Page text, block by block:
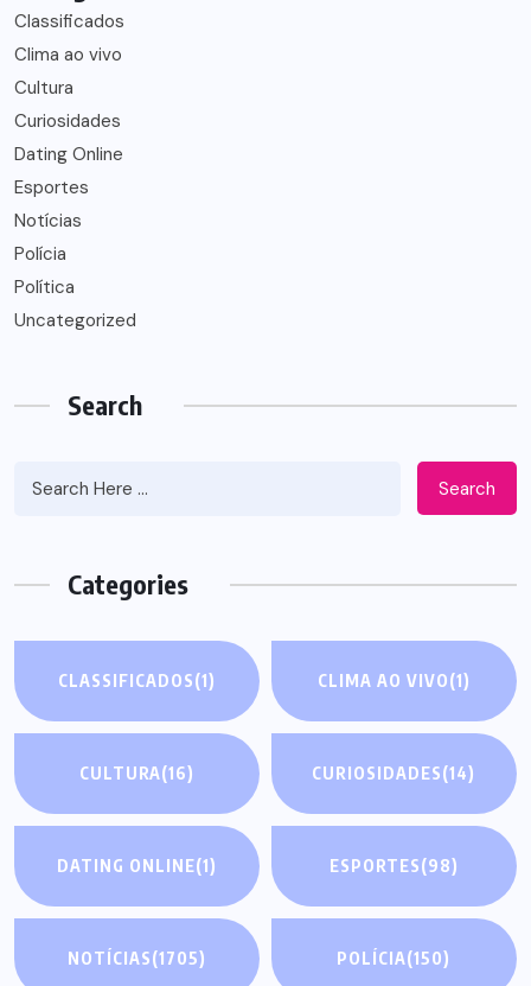
Classificados
Clima ao vivo
Cultura
Curiosidades
Dating Online
Esportes
Notícias
Polícia
Política
Uncategorized
Search
Search
Categories
CLASSIFICADOS(1) CLIMA AO VIVO(1)
CULTURA(16) CURIOSIDADES(14)
DATING ONLINE(1) ESPORTES(98)
NOTÍCIAS(1705) POLÍCIA(150)